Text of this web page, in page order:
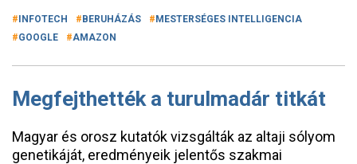
INFOTECH BERUHÁZÁS
MESTERSÉGES INTELLIGENCIA
GOOGLE
AMAZON
Megfejthették a turulmadár titkát
Magyar és orosz kutatók vizsgálták az altaji sólyom
genetikáját, eredményeik jelentős szakmai